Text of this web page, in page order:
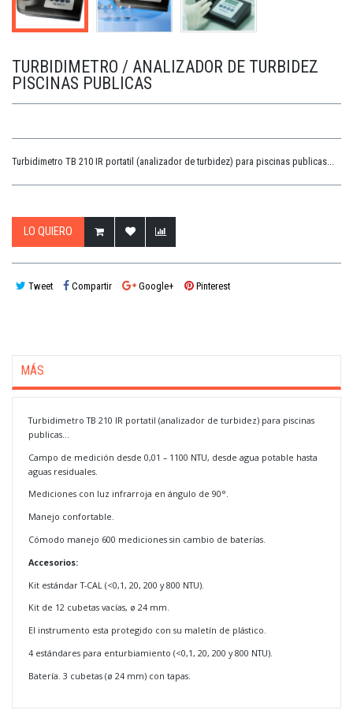
TURBIDIMETRO / ANALIZADOR DE TURBIDEZ
PISCINAS PUBLICAS
Turbidimetro TB 210 IR portatil (analizador de turbidez) para piscinas publicas...
LO QUIERO
Tweet Compartir Google+ Pinterest
MÁS
Turbidimetro TB 210 IR portatil (analizador de turbidez) para piscinas
publicas...
Campo de medición desde 0,01 – 1100 NTU, desde agua potable hasta
aguas residuales.
Mediciones con luz infrarroja en ángulo de 90°.
Manejo confortable.
Cómodo manejo 600 mediciones sin cambio de baterías.
Accesorios:
Kit estándar T-CAL (<0,1, 20, 200 y 800 NTU).
Kit de 12 cubetas vacías, ø 24 mm.
El instrumento esta protegido con su maletín de plástico.
4 estándares para enturbiamiento (<0,1, 20, 200 y 800 NTU).
Batería. 3 cubetas (ø 24 mm) con tapas.